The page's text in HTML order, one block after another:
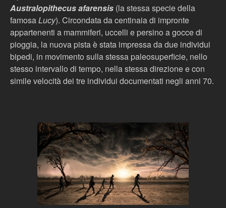
Australopithecus afarensis (la stessa specie della
famosaLucy). Circondata da centinaia di impronte
appartenenti a mammiferi, uccelli e persino a gocce di
pioggia, la nuova pista è stata impressa da due individui
bipedi, in movimento sulla stessa paleosuperficie, nello
stesso intervallo di tempo, nella stessa direzione e con
simile velocità dei tre individui documentati negli anni 70.